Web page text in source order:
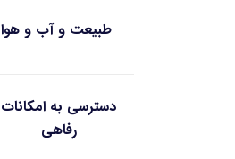
طبیعت و آب و هوا
دسترسی به امکانات
رفاهی